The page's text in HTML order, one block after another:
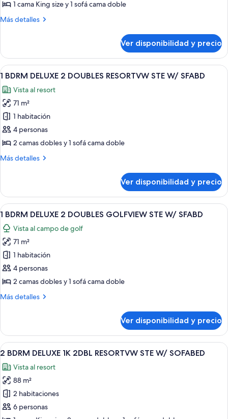
KING
W/
SOFABED
1 cama King size y 1 sofá cama doble
Más detalles
Más
BDRM
DELUXE
KING
SUITE
W/
SOFABED
Ver disponibilidad y precio
Ver
todas
las
fotos
de
1
BDRM
2
STE
W/
SFABD
Habitación de hotel con dos camas,
8
1 BDRM DELUXE 2 DOUBLES RESORTVW STE W/ SFABD
Vista al resort
71 m²
1 habitación
4 personas
2 camas dobles y 1 sofá cama doble
Más detalles
Más
BDRM
DELUXE
2
DOUBLES
RESORTVW
STE
W/
SFABD
Ver disponibilidad y precio
Ver
todas
las
fotos
de
1
BDRM
2
STE
W/
SFABD
Habitación de hotel con dos camas,
7
1 BDRM DELUXE 2 DOUBLES GOLFVIEW STE W/ SFABD
Vista al campo de golf
71 m²
1 habitación
4 personas
2 camas dobles y 1 sofá cama doble
Más detalles
Más
BDRM
DELUXE
2
GOLFVIEW
STE
W/
SFABD
Ver disponibilidad y precio
Ver
todas
las
fotos
de
2
Habitación de hotel con dos camas,
9
2 BDRM DELUXE 1K 2DBL RESORTVW STE W/ SOFABED
Vista al resort
88 m²
2 habitaciones
6 personas